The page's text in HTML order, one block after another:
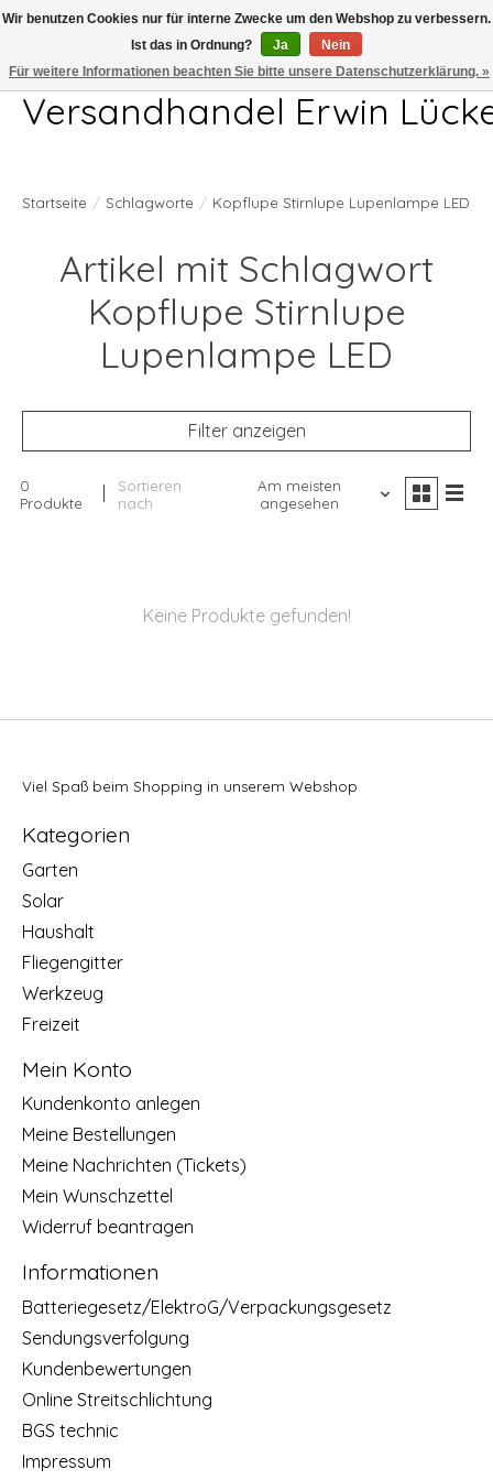
Telefon 04407 715872 MO-DO 7.00-17.00Uhr FR 7.00-13.00Uhr
Versandhandel Erwin
Startseite / Schlagworte / Kopflupe Stirnlupe Lupenlampe LED
Artikel mit Schlagwort
Kopflupe Stirnlupe
Lupenlampe LED
Filter anzeigen
0
Produkte
Sortieren
nach
Am meisten
angesehen
Keine Produkte gefunden!
Viel Spaß beim Shopping in unserem Webshop
Kategorien
Garten
Solar
Haushalt
Fliegengitter
Werkzeug
Freizeit
Mein Konto
Kundenkonto anlegen
Meine Bestellungen
Meine Nachrichten (Tickets)
Mein Wunschzettel
Widerruf beantragen
Informationen
Batteriegesetz/ElektroG/Verpackungsgesetz
Sendungsverfolgung
Kundenbewertungen
Online Streitschlichtung
BGS technic
Impressum
Wir benutzen Cookies nur für interne Zwecke um den Webshop zu verbessern.
Ist das in Ordnung?
Ja
Nein
Für weitere Informationen beachten Sie bitte unsere Datenschutzerklärung. »